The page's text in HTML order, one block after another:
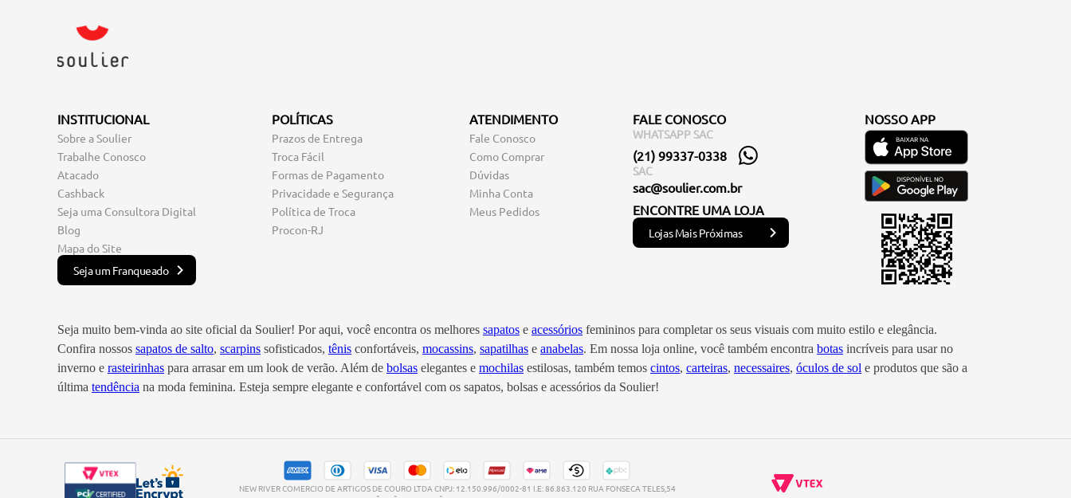
INSTITUCIONAL
Sobre a Soulier
Trabalhe Conosco
Atacado
Cashback
Seja uma Consultora Digital
Blog
Mapa do Site
Seja um Franqueado
POLÍTICAS
Prazos de Entrega
Troca Fácil
Formas de Pagamento
Privacidade e Segurança
Política de Troca
Procon-RJ
ATENDIMENTO
Fale Conosco
Como Comprar
Dúvidas
Minha Conta
Meus Pedidos
FALE CONOSCO
WHATSAPP SAC
(21) 99337-0338
SAC
sac@soulier.com.br
ENCONTRE UMA LOJA
Lojas Mais Próximas
NOSSO APP
Seja muito bem-vinda ao site oficial da Soulier! Por aqui, você encontra os melhores sapatos e acessórios femininos para completar os seus visuais com muito estilo e elegância.
Confira nossos sapatos de salto, scarpins sofisticados, tênis confortáveis, mocassins, sapatilhas e anabelas. Em nossa loja online, você também encontra botas incríveis para usar no
inverno e rasteirinhas para arrasar em um look de verão. Além de bolsas elegantes e mochilas estilosas, também temos cintos, carteiras, necessaires, óculos de sol e produtos que são a
última tendência na moda feminina. Esteja sempre elegante e confortável com os sapatos, bolsas e acessórios da Soulier!
NEW RIVER COMERCIO DE ARTIGOS DE COURO LTDA CNPJ: 12.150.996/0002-81 I.E: 86.863.120 RUA FONSECA TELES,54